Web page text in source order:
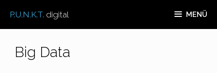
Inhalt
springen
P.U.N.K.T. digital MENÜ
Big Data